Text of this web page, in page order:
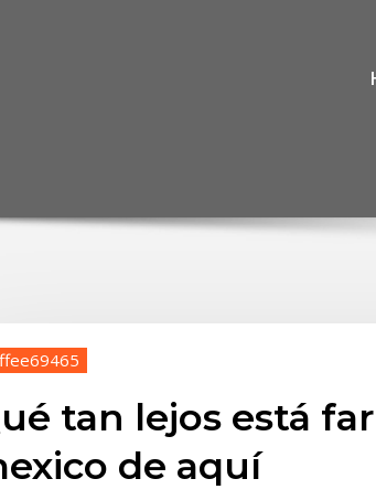
tan lejos está
de aquí